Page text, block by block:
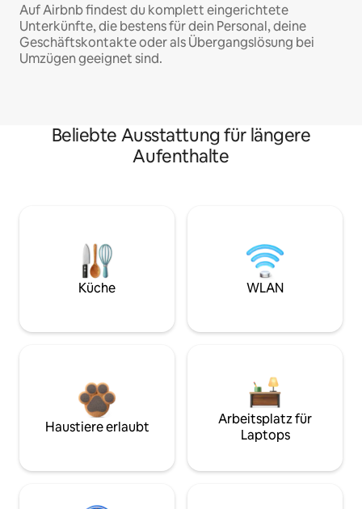
Auf Airbnb findest du komplett eingerichtete
Unterkünfte, die bestens für dein Personal, deine
Geschäftskontakte oder als Übergangslösung bei
Umzügen geeignet sind.
Beliebte Ausstattung für längere
Aufenthalte
Küche WLAN
Haustiere erlaubt
Arbeitsplatz für
Laptops